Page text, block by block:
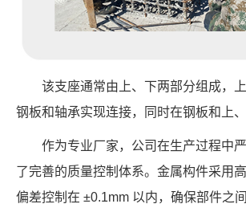
该支座通常由上、下两部分组成，
钢板和轴承实现连接，同时在钢板和上
作为专业厂家，公司在生产过程中
了完善的质量控制体系。金属构件采用
偏差控制在 ±0.1mm 以内，确保部件之